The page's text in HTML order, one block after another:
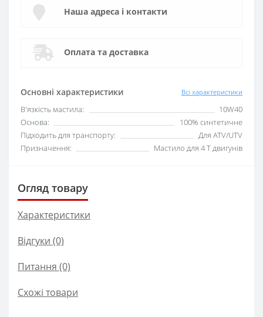
Основні характеристики Всі характеристики
В'язкість мастила:
10W40
Основа:
100% синтетичне
Підходить для транспорту:
Для ATV/UTV
Призначення:
Мастило для 4 T двигунів
Наша адреса і контакти
Оплата та доставка
Огляд товару
Характеристики
Відгуки (0)
Питання (0)
Схожі товари